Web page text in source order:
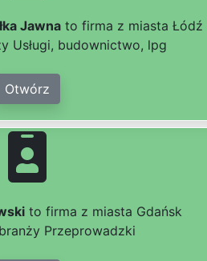
Jawna to firma z miasta Łódź
Usługi, budownictwo, lpg
Otwórz
to firma z miasta Gdańsk
Przeprowadzki